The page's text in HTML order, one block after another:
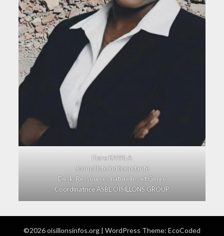
Flore KAYALA
Journaliste indépendante
Desk: Ressources naturelles et Genre
Coordinatrice ASBL OISILLONS GROUP
©2026 oisillonsinfos.org | WordPress Theme: EcoCoded